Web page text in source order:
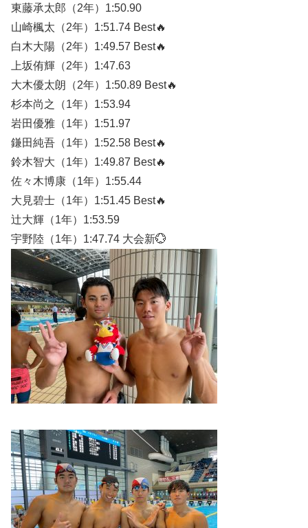
東藤承太郎（2年）1:50.90
山崎楓太（2年）1:51.74 Best🔥
白木大陽（2年）1:49.57 Best🔥
上坂侑輝（2年）1:47.63
大木優太朗（2年）1:50.89 Best🔥
杉本尚之（1年）1:53.94
岩田優雅（1年）1:51.97
鎌田純吾（1年）1:52.58 Best🔥
鈴木智大（1年）1:49.87 Best🔥
佐々木博康（1年）1:55.44
大見碧士（1年）1:51.45 Best🔥
辻大輝（1年）1:53.59
宇野陸（1年）1:47.74 大会新💮